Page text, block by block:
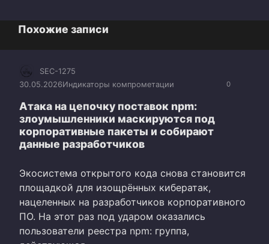
Похожие записи
0
SEC-1275
30.05.2026Индикаторы компрометации
Атака на цепочку поставок npm:
злоумышленники маскируются под
корпоративные пакеты и собирают
данные разработчиков
Экосистема открытого кода снова становится
площадкой для изощрённых кибератак,
нацеленных на разработчиков корпоративного
ПО. На этот раз под ударом оказались
пользователи реестра npm: группа,